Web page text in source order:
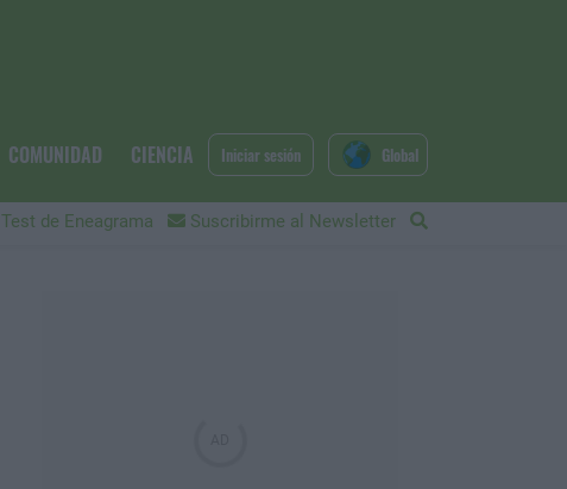
COMUNIDAD CIENCIA
Test de Eneagrama Suscribirme al Newsletter
Iniciar sesión Global